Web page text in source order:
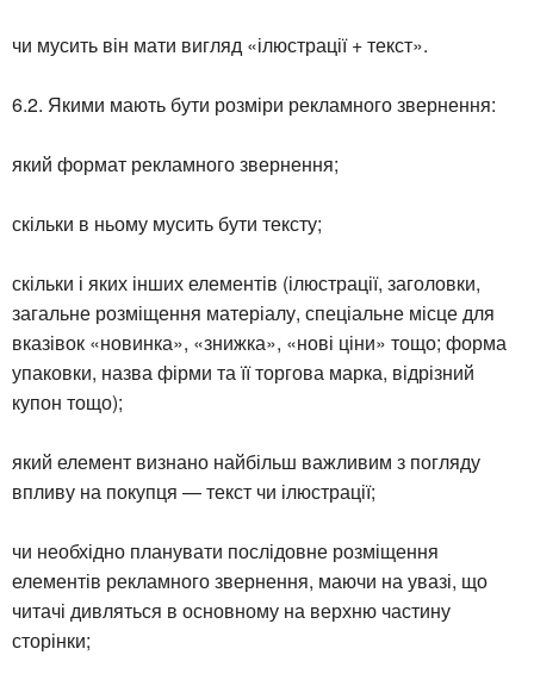
чи мусить він мати вигляд «ілюстрації + текст».
6.2. Якими мають бути розміри рекламного звернення:
який формат рекламного звернення;
скільки в ньому мусить бути тексту;
скільки і яких інших елементів (ілюстрації, заголовки,
загальне розміщення матеріалу, спеціальне місце для
вказівок «новинка», «знижка», «нові ціни» тощо; форма
упаковки, назва фірми та її торгова марка, відрізний
купон тощо);
який елемент визнано найбільш важливим з погляду
впливу на покупця — текст чи ілюстрації;
чи необхідно планувати послідовне розміщення
елементів рекламного звернення, маючи на увазі, що
читачі дивляться в основному на верхню частину
сторінки;